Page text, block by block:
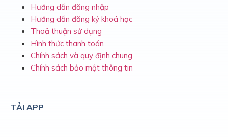
Hướng dẫn đăng nhập
Hướng dẫn đăng ký khoá học
Thoả thuận sử dụng
Hình thức thanh toán
Chính sách và quy định chung
Chính sách bảo mật thông tin
TẢI APP